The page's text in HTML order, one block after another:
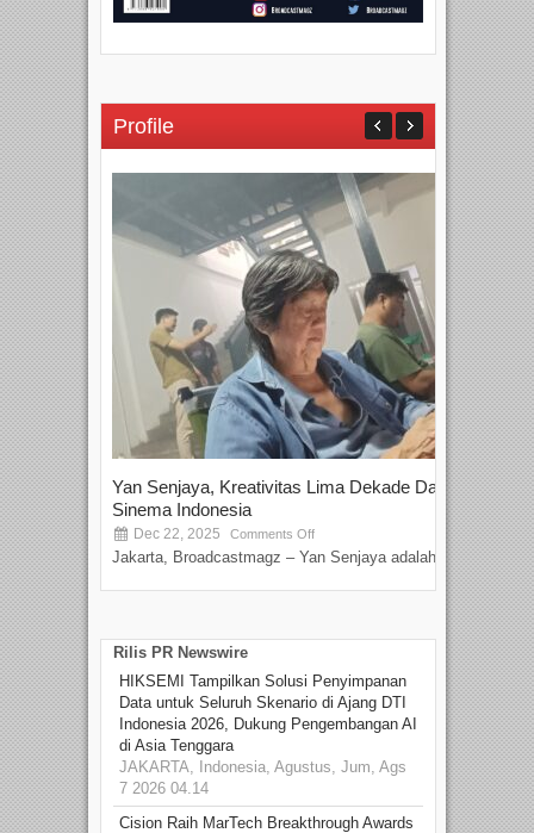
Profile
Yan Senjaya, Kreativitas Lima Dekade Dalam
Sinema Indonesia
Dec 22, 2025 Comments Off
Jakarta, Broadcastmagz – Yan Senjaya adalah...
Rilis PR Newswire
HIKSEMI Tampilkan Solusi Penyimpanan
Data untuk Seluruh Skenario di Ajang DTI
Indonesia 2026, Dukung Pengembangan AI
di Asia Tenggara
JAKARTA, Indonesia, Agustus, Jum, Ags
7 2026 04.14
Cision Raih MarTech Breakthrough Awards